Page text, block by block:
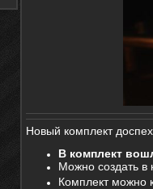
Новый комплект
В комплект
Можно создать в
Комплект можно